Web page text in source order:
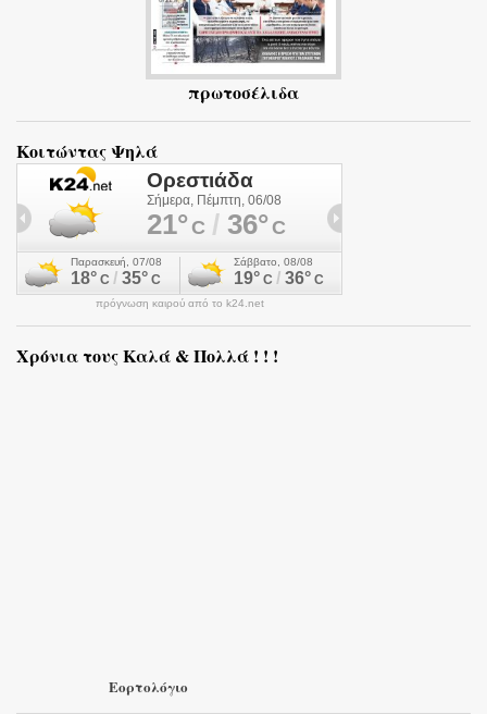
πρωτοσέλιδα
Κοιτώντας Ψηλά
πρόγνωση καιρού από το k24.net
Χρόνια τους Καλά & Πολλά ! ! !
Εορτολόγιο